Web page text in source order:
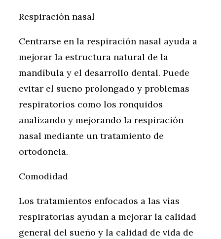
Respiración nasal
Centrarse en la respiración nasal ayuda a
mejorar la estructura natural de la
mandíbula y el desarrollo dental. Puede
evitar el sueño prolongado y problemas
respiratorios como los ronquidos
analizando y mejorando la respiración
nasal mediante un tratamiento de
ortodoncia.
Comodidad
Los tratamientos enfocados a las vías
respiratorias ayudan a mejorar la calidad
general del sueño y la calidad de vida de